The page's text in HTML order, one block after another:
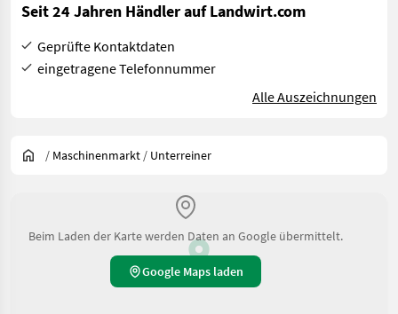
Seit 24 Jahren Händler auf Landwirt.com
Geprüfte Kontaktdaten
eingetragene Telefonnummer
Alle Auszeichnungen
/ Maschinenmarkt / Unterreiner
Beim Laden der Karte werden Daten an Google übermittelt.
Google Maps laden